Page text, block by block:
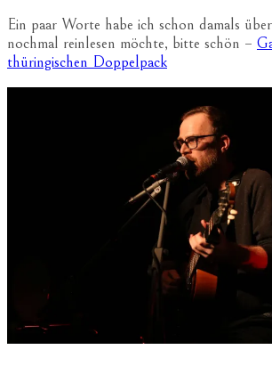
Ein paar Worte habe ich schon damals
nochmal reinlesen möchte, bitte schön –
thüringischen Doppelpack